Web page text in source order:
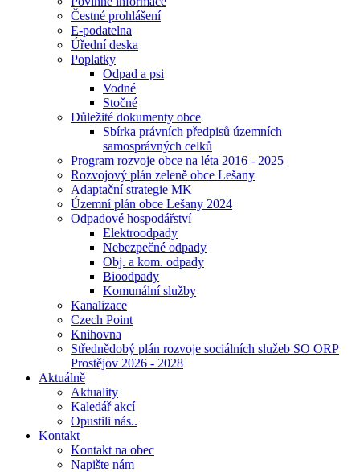
Čestné prohlášení
E-podatelna
Úřední deska
Poplatky
Odpad a psi
Vodné
Stočné
Důležité dokumenty obce
Sbírka právních předpisů územních
samosprávných celků
Program rozvoje obce na léta 2016 - 2025
Rozvojový plán zeleně obce Lešany
Adaptační strategie MK
Územní plán obce Lešany 2024
Odpadové hospodářství
Elektroodpady
Nebezpečné odpady
Obj. a kom. odpady
Bioodpady
Komunální služby
Kanalizace
Czech Point
Knihovna
Střednědobý plán rozvoje sociálních služeb SO ORP
Prostějov 2026 - 2028
Aktuálně
Aktuality
Kaledář akcí
Opustili nás..
Kontakt
Kontakt na obec
Napište nám